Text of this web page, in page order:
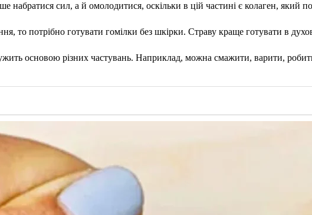
набратися сил, а й омолодитися, оскільки в цій частині є колаген, який
то потрібно готувати гомілки без шкірки. Страву краще готувати в
основою різних частувань. Наприклад, можна смажити, варити,